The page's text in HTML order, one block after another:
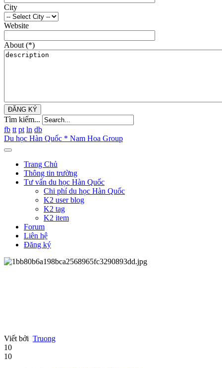
City
Website
About (*)
ĐĂNG KÝ
Tìm kiếm...
fb tt pt ln db
Du học Hàn Quốc * Nam Hoa Group
Trang Chủ
Thông tin trường
Tư vấn du học Hàn Quốc
Chi phí du học Hàn Quốc
K2 user blog
K2 tag
K2 item
Forum
Liên hệ
Đăng ký
Viết bởi Truong
10
10